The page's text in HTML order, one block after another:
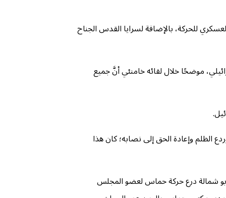
للحركة، بالإضافة لسرايا القدس الجناح
موضحًا خلال لقائه خامنئي أنَّ جميع
وإعادة الحق إلى نصابه؛ كان هذا
شمالة درع حركة حماس لعضو المجلس